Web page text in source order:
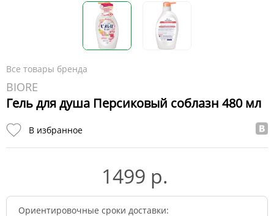
Все товары бренда
BIORE
Гель для душа Персиковый соблазн 480 мл
В избранное
1499 р.
Ориентировочные сроки доставки: